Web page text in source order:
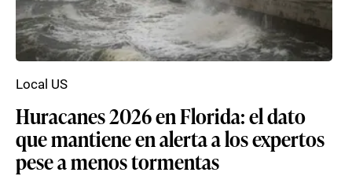
Huracanes 2026 en Florida: el dato
que mantiene en alerta a los expertos
pese a menos tormentas
Local US